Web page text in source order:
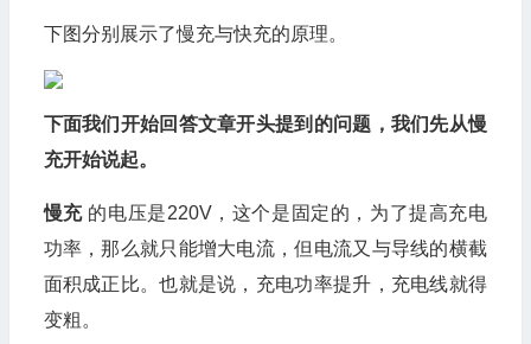
下图分别展示了慢充与快充的原理。
下面我们开始回答文章开头提到的问题，我们先从慢
充开始说起。
慢充的电压是220V，这个是固定的，为了提高充电
功率，那么就只能增大电流，但电流又与导线的横截
面积成正比。也就是说，充电功率提升，充电线就得
变粗。